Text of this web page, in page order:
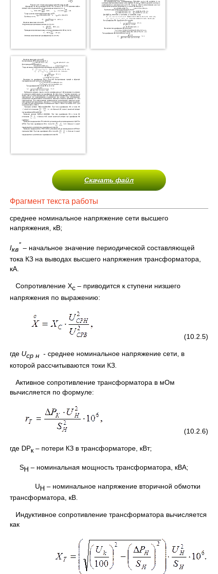
Скачать файл
Фрагмент текста работы
среднее номинальное напряжение сети высшего
напряжения, кВ;
Iкв
’’ – начальное значение периодической составляющей
тока КЗ на выводах высшего напряжения трансформатора,
кА.
Сопротивление Xс – приводится к ступени низшего
напряжения по выражению:
(10.2.5)
где Uср н - среднее номинальное напряжение сети, в
которой рассчитываются токи КЗ.
Активное сопротивление трансформатора в мОм
вычисляется по формуле:
(10.2.6)
где DPк – потери КЗ в трансформаторе, кВт;
SH – номинальная мощность трансформатора, кВА;
UН – номинальное напряжение вторичной обмотки
трансформатора, кВ.
Индуктивное сопротивление трансформатора вычисляется
как